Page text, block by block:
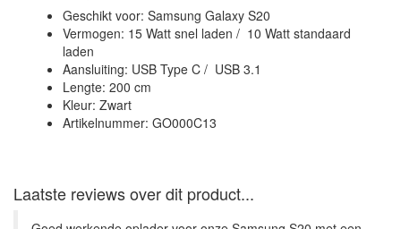
Geschikt voor: Samsung Galaxy S20
Vermogen: 15 Watt snel laden / 10 Watt standaard
laden
Aansluiting: USB Type C / USB 3.1
Lengte: 200 cm
Kleur: Zwart
Artikelnummer: GO000C13
Laatste reviews over dit product...